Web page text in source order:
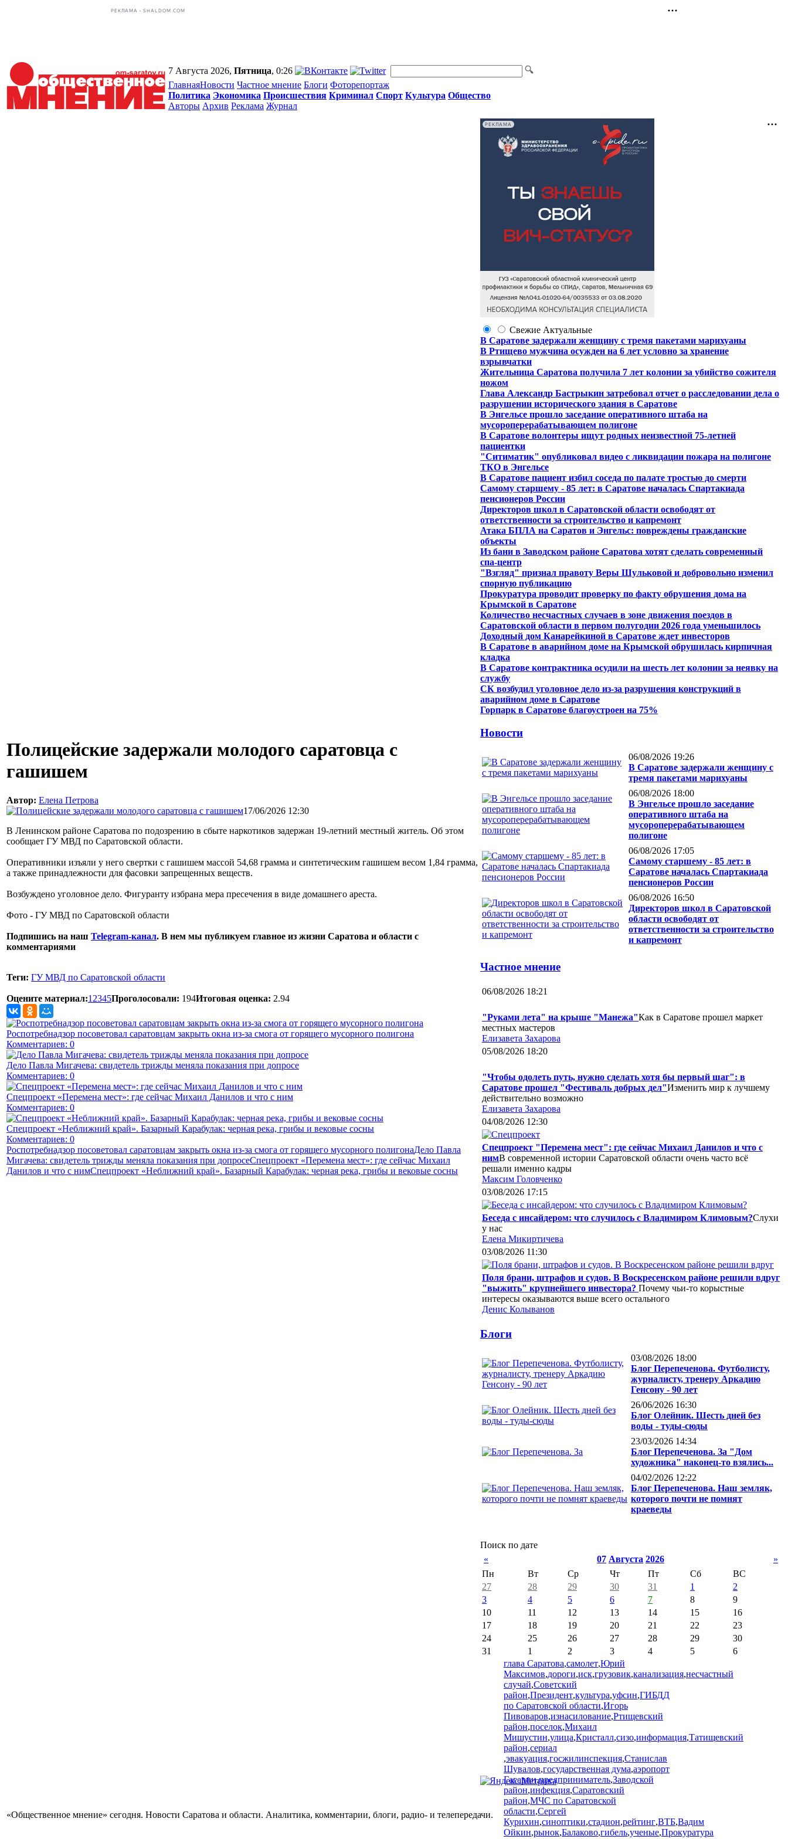
РЕКЛАМА • SHALDOM.COM
7 Августа 2026, Пятница, 0:26
ГлавнаяНовости Частное мнение Блоги Фоторепортаж
Политика Экономика Происшествия Криминал Спорт Культура Общество
Авторы Архив Реклама Журнал
Полицейские задержали молодого саратовца с
гашишем
Автор: Елена Петрова
17/06/2026 12:30
В Ленинском районе Саратова по подозрению в сбыте наркотиков задержан 19-летний местный житель. Об этом
сообщает ГУ МВД по Саратовской области.
Оперативники изъяли у него свертки с гашишем массой 54,68 грамма и синтетическим гашишем весом 1,84 грамма,
а также принадлежности для фасовки запрещенных веществ.
Возбуждено уголовное дело. Фигуранту избрана мера пресечения в виде домашнего ареста.
Фото - ГУ МВД по Саратовской области
Подпишись на наш Telegram-канал. В нем мы публикуем главное из жизни Саратова и области с
комментариями
Теги: ГУ МВД по Саратовской области
Оцените материал:1 2345Проголосовали: 194Итоговая оценка: 2.94
Роспотребнадзор посоветовал саратовцам закрыть окна из-за смога от горящего мусорного полигона
Комментариев: 0
Дело Павла Мигачева: свидетель трижды меняла показания при допросе
Комментариев: 0
Спецпроект «Перемена мест»: где сейчас Михаил Данилов и что с ним
Комментариев: 0
Спецпроект «Неближний край». Базарный Карабулак: черная река, грибы и вековые сосны
Комментариев: 0
Роспотребнадзор посоветовал саратовцам закрыть окна из-за смога от горящего мусорного полигонаДело Павла
Мигачева: свидетель трижды меняла показания при допросеСпецпроект «Перемена мест»: где сейчас Михаил
Данилов и что с нимСпецпроект «Неближний край». Базарный Карабулак: черная река, грибы и вековые сосны
РЕКЛАМА
Свежие Актуальные
В Саратове задержали женщину с тремя пакетами марихуаны
В Ртищево мужчина осужден на 6 лет условно за хранение
взрывчатки
Жительница Саратова получила 7 лет колонии за убийство сожителя
ножом
Глава Александр Бастрыкин затребовал отчет о расследовании дела о
разрушении исторического здания в Саратове
В Энгельсе прошло заседание оперативного штаба на
мусороперерабатывающем полигоне
В Саратове волонтеры ищут родных неизвестной 75-летней
пациентки
"Ситиматик" опубликовал видео с ликвидации пожара на полигоне
ТКО в Энгельсе
В Саратове пациент избил соседа по палате тростью до смерти
Самому старшему - 85 лет: в Саратове началась Спартакиада
пенсионеров России
Директоров школ в Саратовской области освободят от
ответственности за строительство и капремонт
Атака БПЛА на Саратов и Энгельс: повреждены гражданские
объекты
Из бани в Заводском районе Саратова хотят сделать современный
спа-центр
"Взгляд" признал правоту Веры Шульковой и добровольно изменил
спорную публикацию
Прокуратура проводит проверку по факту обрушения дома на
Крымской в Саратове
Количество несчастных случаев в зоне движения поездов в
Саратовской области в первом полугодии 2026 года уменьшилось
Доходный дом Канарейкиной в Саратове ждет инвесторов
В Саратове в аварийном доме на Крымской обрушилась кирпичная
кладка
В Саратове контрактника осудили на шесть лет колонии за неявку на
службу
СК возбудил уголовное дело из-за разрушения конструкций в
аварийном доме в Саратове
Горпарк в Саратове благоустроен на 75%
Новости
06/08/2026 19:26
В Саратове задержали женщину с
тремя пакетами марихуаны
06/08/2026 18:00
В Энгельсе прошло заседание
оперативного штаба на
мусороперерабатывающем
полигоне
06/08/2026 17:05
Самому старшему - 85 лет: в
Саратове началась Спартакиада
пенсионеров России
06/08/2026 16:50
Директоров школ в Саратовской
области освободят от
ответственности за строительство
и капремонт
Частное мнение
06/08/2026 18:21
"Руками лета" на крыше "Манежа"Как в Саратове прошел маркет
местных мастеров
Елизавета Захарова
05/08/2026 18:20
"Чтобы одолеть путь, нужно сделать хотя бы первый шаг": в
Саратове прошел "Фестиваль добрых дел"Изменить мир к лучшему
действительно возможно
Елизавета Захарова
04/08/2026 12:30
Спецпроект "Перемена мест": где сейчас Михаил Данилов и что с
нимВ современной истории Саратовской области очень часто всё
решали именно кадры
Максим Головченко
03/08/2026 17:15
Беседа с инсайдером: что случилось с Владимиром Климовым?Слухи
у нас
Елена Микиртичева
03/08/2026 11:30
Поля брани, штрафов и судов. В Воскресенском районе решили вдруг
"выжить" крупнейшего инвестора? Почему чьи-то корыстные
интересы оказываются выше всего остального
Денис Колыванов
Блоги
03/08/2026 18:00
Блог Перепеченова. Футболисту,
журналисту, тренеру Аркадию
Генсону - 90 лет
26/06/2026 16:30
Блог Олейник. Шесть дней без
воды - туды-сюды
23/03/2026 14:34
Блог Перепеченова. За "Дом
художника" наконец-то взялись...
04/02/2026 12:22
Блог Перепеченова. Наш земляк,
которого почти не помнят
краеведы
Поиск по дате
«
07 Августа 2026
»
Пн
Вт Ср Чт Пт Сб
ВС
27
28 29 30 31 1
2
3
4 5 6 7 8
9
10
11 12 13 14 15
16
17
18 19 20 21 22
23
24
25 26 27 28 29
30
31
1 2 3 4 5
6
глава Саратова,самолет,Юрий
Максимов,дороги,иск,грузовик,канализация,несчастный
случай,Советский
район,Президент,культура,уфсин,ГИБДД
по Саратовской области,Игорь
Пивоваров,изнасилование,Ртищевский
район,поселок,Михаил
Мишустин,улица,Кристалл,сизо,информация,Татищевский
район,сериал
,эвакуация,госжилинспекция,Станислав
Шувалов,государственная дума,аэропорт
Гагарин,предприниматель,Заводской
район,инфекция,Саратовский
район,МЧС по Саратовской
области,Сергей
Курихин,синоптики,стадион,рейтинг,ВТБ,Вадим
Ойкин,рынок,Балаково,гибель,ученые,Прокуратура
«Общественное мнение» сегодня. Новости Саратова и области. Аналитика, комментарии, блоги, радио- и телепередачи.